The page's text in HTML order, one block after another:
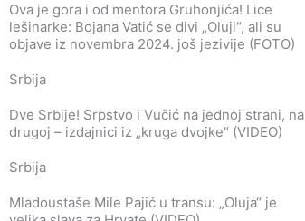
Ova je gora i od mentora Gruhonjića! Lice
lešinarke: Bojana Vatić se divi „Oluji“, ali su
objave iz novembra 2024. još jezivije (FOTO)
Srbija
Dve Srbije! Srpstvo i Vučić na jednoj strani, na
drugoj – izdajnici iz „kruga dvojke“ (VIDEO)
Srbija
Mladoustaše Mile Pajić u transu: „Oluja“ je